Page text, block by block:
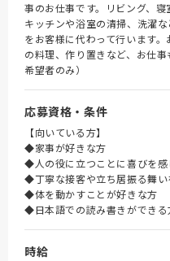
事のお仕事です。リビング、寝
キッチンや浴室の清掃、洗濯
をお客様に代わって行います
の料理、作り置きなど、お仕事
希望者のみ）
応募資格・条件
【向いている方】
◆家事が好きな方
◆人の役に立つことに喜びを感
◆丁寧な接客や立ち居振る舞い
◆体を動かすことが好きな方
◆日本語での読み書きができる
時給